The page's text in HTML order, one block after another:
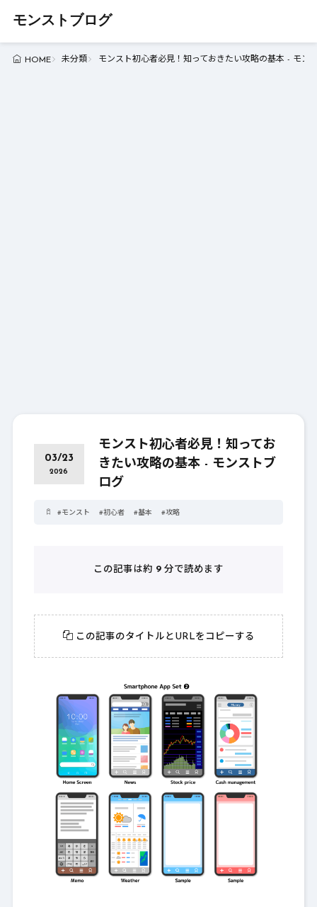
モンストブログ
HOME 未分類 モンスト初心者必見！知っておきたい攻略の基本 - モン
03/23
2026
モンスト初心者必見！知ってお
きたい攻略の基本 - モンストブ
ログ
#モンスト #初心者 #基本 #攻略
この記事は約 9 分で読めます
この記事のタイトルとURLをコピーする